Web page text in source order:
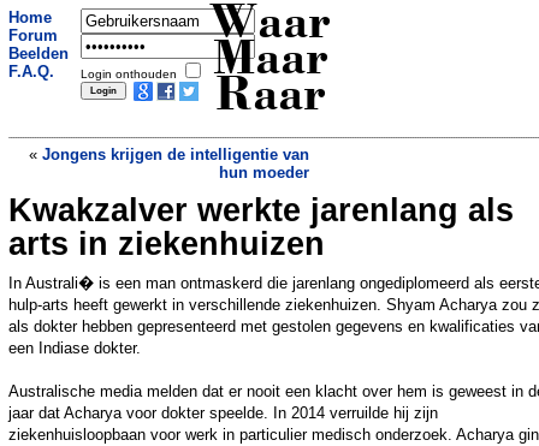
Home
Forum
Beelden
F.A.Q.
Login onthouden
Waar
Maar
Raar
« Jongens krijgen de intelligentie van
hun moeder
Science fiction maar dan echt:
onderzoekers maken kristal van tijd»
Kwakzalver werkte jarenlang als
arts in ziekenhuizen
In Australi� is een man ontmaskerd die jarenlang ongediplomeerd als
hulp-arts heeft gewerkt in verschillende ziekenhuizen. Shyam Acharya zou
als dokter hebben gepresenteerd met gestolen gegevens en kwalificaties
een Indiase dokter.
Australische media melden dat er nooit een klacht over hem is geweest in
jaar dat Acharya voor dokter speelde. In 2014 verruilde hij zijn
ziekenhuisloopbaan voor werk in particulier medisch onderzoek. Acharya